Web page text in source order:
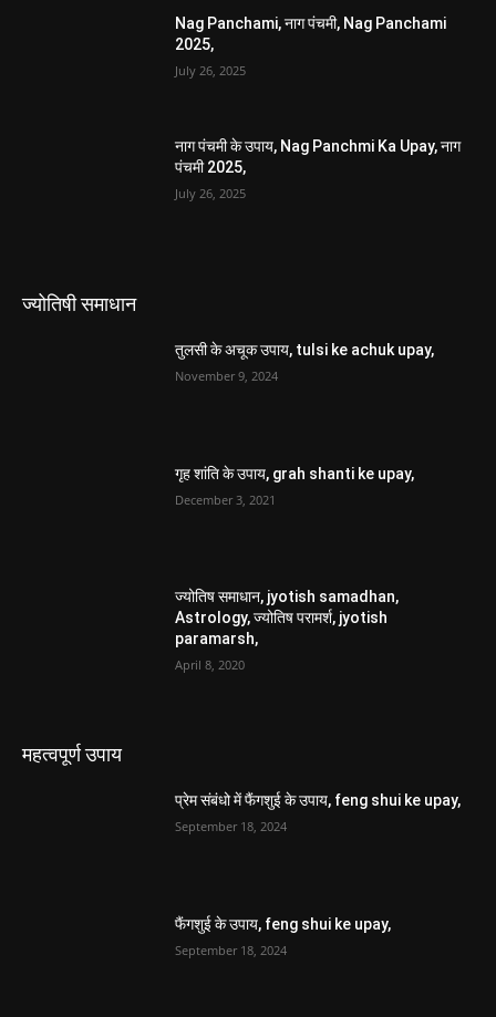
Nag Panchami, नाग पंचमी, Nag Panchami
2025,
July 26, 2025
नाग पंचमी के उपाय, Nag Panchmi Ka Upay, नाग
पंचमी 2025,
July 26, 2025
ज्योतिषी समाधान
तुलसी के अचूक उपाय, tulsi ke achuk upay,
November 9, 2024
गृह शांति के उपाय, grah shanti ke upay,
December 3, 2021
ज्योतिष समाधान, jyotish samadhan,
Astrology, ज्योतिष परामर्श, jyotish
paramarsh,
April 8, 2020
महत्वपूर्ण उपाय
प्रेम संबंधो में फैंगशुई के उपाय, feng shui ke upay,
September 18, 2024
फैंगशुई के उपाय, feng shui ke upay,
September 18, 2024